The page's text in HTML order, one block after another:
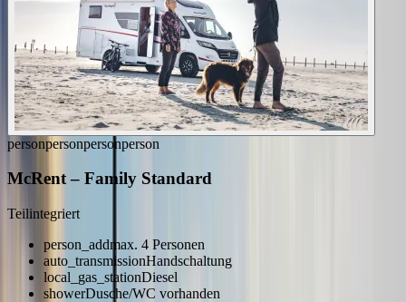
personpersonpersonperson
McRent– Family Standard
Teilintegriert
person_addmax. 4 Personen
auto_transmissionHandschaltung
local_gas_stationDiesel
showerDusche/WC vorhanden